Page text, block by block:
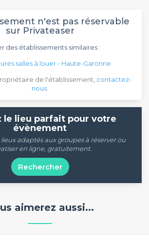
n'est pas réservable
sur Privateaser
des établissements similaires :
salles à louer - Haute-Garonne
de l'établissement, contactez-
nous
le lieu parfait pour votre
évènement
lieux adaptés aux groupes à réserver ou
en ligne, gratuitement.
Rechercher
aimerez aussi...